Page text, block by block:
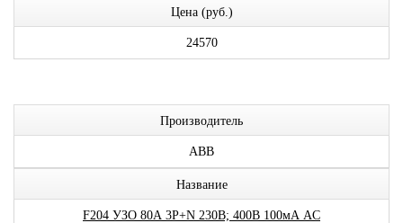
Цена (руб.)
24570
Производитель
ABB
Название
F204 УЗО 80А 3P+N 230В; 400В 100мА AC